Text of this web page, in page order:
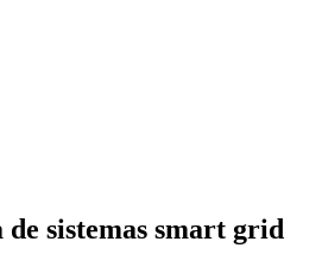
sistemas smart grid